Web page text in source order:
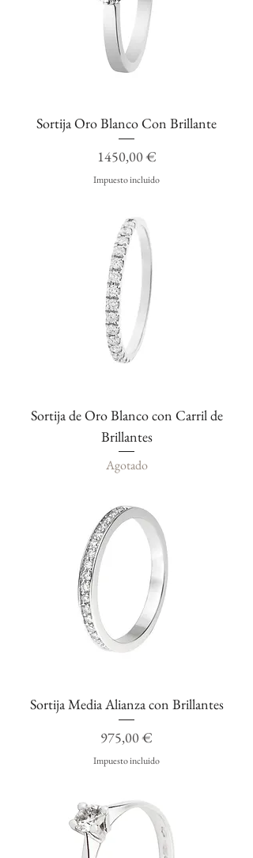
Sortija Oro Blanco Con Brillante
Precio
1450,00 €
Impuesto incluido
Sortija de Oro Blanco con Carril de
Brillantes
Agotado
Sortija Media Alianza con Brillantes
Precio
975,00 €
Impuesto incluido